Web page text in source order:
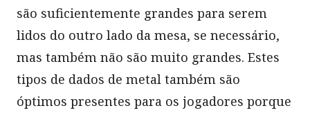
são suficientemente grandes para serem
lidos do outro lado da mesa, se necessário,
mas também não são muito grandes. Estes
tipos de dados de metal também são
óptimos presentes para os jogadores porque